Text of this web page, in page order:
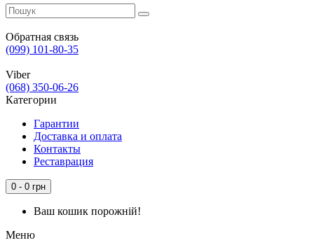
Обратная связь
(099) 101-80-35
Viber
(068) 350-06-26
Категории
Гарантии
Доставка и оплата
Контакты
Реставрация
0 - 0 грн
Ваш кошик порожній!
Меню